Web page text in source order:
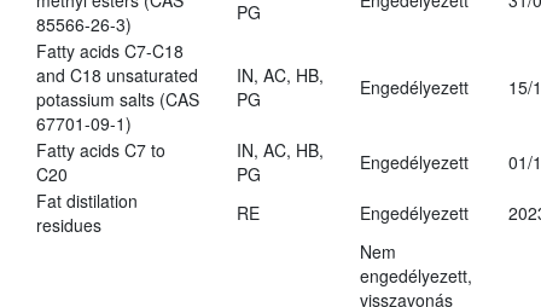
85566-26-3)
PG
Fatty acids C7-C18
and C18 unsaturated
potassium salts (CAS
67701-09-1)
IN, AC, HB,
PG
Engedélyezett 15/
Fatty acids C7 to
C20
IN, AC, HB,
PG
Engedélyezett
01/
Fat distilation
residues
RE Engedélyezett
Nem
engedélyezett,
visszavonás